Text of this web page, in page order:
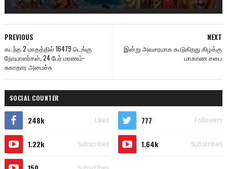
NEXT
இன்று அவசரமாக கூடுகிறது கிழக்கு
மாகாண சபை
PREVIOUS
கடந்த 2 மாதத்தில் 16479 டெங்கு
நோயாளர்கள், 24 பேர் மரணம்-
சுகாதார அமைச்சு
SOCIAL COUNTER
248k Likes 777 Followers
1.22k Subscribes 1.64k Subscribes